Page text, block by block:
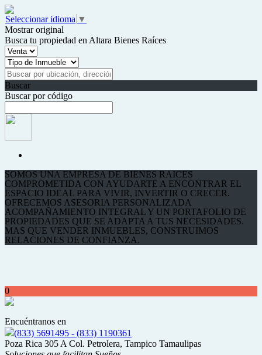
Seleccionar idioma ▼
Mostrar original
Busca tu propiedad en Altara Bienes Raíces
Buscar
Buscar por código
SOMOS UNA EMPRESA DE BIENES RAICES
COMPROMETIDA CON AYUDARTE A ENCONTRAR EL
ESPACIO IDEAL PARA VIVIR, INVERTIR O CRECER.
OFRECEMOS ASESORIA PERSONALIZADA
ACOMPAÑAMIENTO INTEGRAL Y UN PORTAFOLIO DE
PROPIEDADES QUE SE ADAPTA A TUS NECESIDADES.
MAS QUE VENDER INMUEBLES, CONSTRUIMOS
RELACIONES DE CONFIANZA.
0
Encuéntranos en
(833) 5691495 - (833) 1190361
Poza Rica 305 A Col. Petrolera, Tampico Tamaulipas